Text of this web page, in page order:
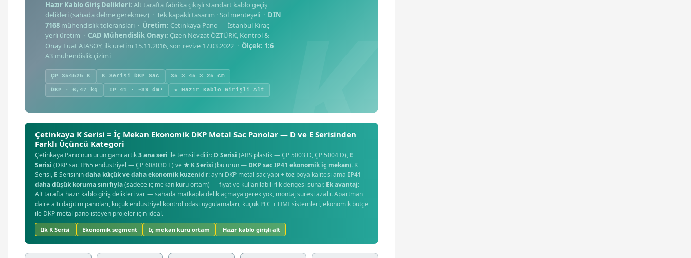
Hazır Kablo Giriş Delikleri: Alt tarafta fabrika çıkışlı standart kablo geçiş
delikleri (sahada delme gerekmez) · Tek kapaklı tasarım · Sol menteşeli · DIN
7168 mühendislik toleransları · Üretim: Çetinkaya Pano — İstanbul Kıraç
yerli üretim · CAD Mühendislik Onayı: Çizen Nevzat ÖZTÜRK, Kontrol &
Onay Fuat ATASOY, ilk üretim 15.11.2016, son revize 17.03.2022 · Ölçek: 1:6
A3 mühendislik çizimi
ÇP 354525 K K Serisi DKP Sac 35 × 45 × 25 cm
DKP · 6,47 kg IP 41 · ~39 dm³ ★ Hazır Kablo Girişli Alt
Çetinkaya K Serisi = İç Mekan Ekonomik DKP Metal Sac Panolar — D ve E Serisinden
Farklı Üçüncü Kategori
Çetinkaya Pano'nun ürün gamı artık3 ana seri ile temsil edilir: D Serisi (ABS plastik — ÇP 5003 D, ÇP 5004 D), E
Serisi (DKP sac IP65 endüstriyel — ÇP 608030 E) ve ★ K Serisi (bu ürün — DKP sac IP41 ekonomik iç mekan). K
Serisi, E Serisinindaha küçük ve daha ekonomik kuzenidir: aynı DKP metal sac yapı + toz boya kalitesi ama IP41
daha düşük koruma sınıfıyla(sadece iç mekan kuru ortam) — fiyat ve kullanılabilirlik dengesi sunar. Ek avantaj:
Alt tarafta hazır kablo giriş delikleri var — sahada matkapla delik açmaya gerek yok, montaj süresi azalır. Apartman
daire altı dağıtım panoları, küçük endüstriyel kontrol odası uygulamaları, küçük PLC + HMI sistemleri, ekonomik bütçe
ile DKP metal pano isteyen projeler için ideal.
İlk K Serisi Ekonomik segment İç mekan kuru ortam Hazır kablo girişli alt